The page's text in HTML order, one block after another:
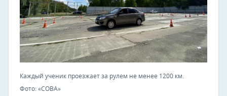
Каждый ученик проезжает за рулем не менее 1200 км.
Фото: «СОВА»